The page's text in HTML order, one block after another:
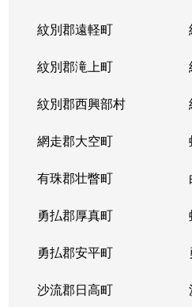
紋別郡遠軽町
紋別郡滝上町
紋別郡西興部村
網走郡大空町
有珠郡壮瞥町
勇払郡厚真町
勇払郡安平町
沙流郡日高町